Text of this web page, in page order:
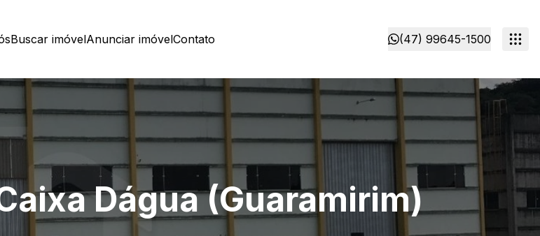
Buscar imóvelAnunciar imóvelContato (47) 99645-1500
Dágua (Guaramirim)